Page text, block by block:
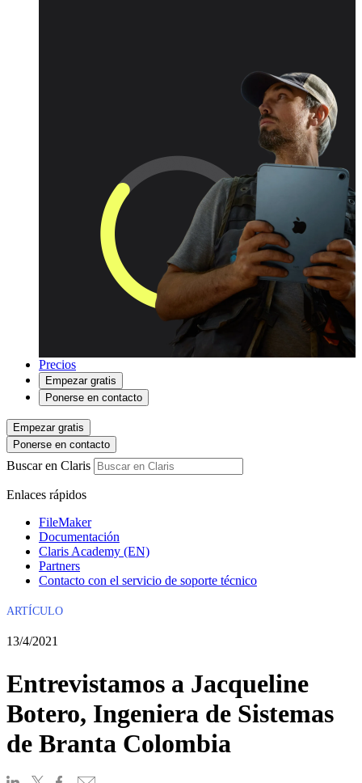
Precios
Empezar gratis
Ponerse en contacto
Empezar gratis
Ponerse en contacto
Buscar en Claris
Enlaces rápidos
FileMaker
Documentación
Claris Academy (EN)
Partners
Contacto con el servicio de soporte técnico
ARTÍCULO
13/4/2021
Entrevistamos a Jacqueline
Botero, Ingeniera de Sistemas
de Branta Colombia